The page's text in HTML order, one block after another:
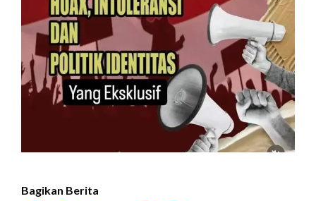
Bagikan Berita